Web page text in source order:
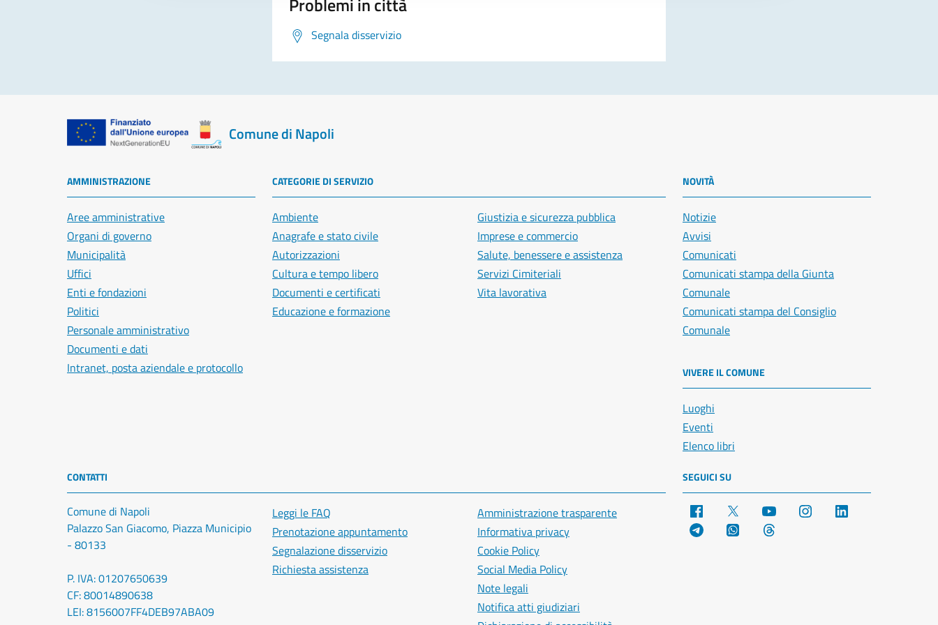
Segnala disservizio
Comune di Napoli
AMMINISTRAZIONE
Aree amministrative
Organi di governo
Municipalità
Uffici
Enti e fondazioni
Politici
Personale amministrativo
Documenti e dati
Intranet, posta aziendale e protocollo
CATEGORIE DI SERVIZIO
Ambiente
Anagrafe e stato civile
Autorizzazioni
Cultura e tempo libero
Documenti e certificati
Educazione e formazione
Giustizia e sicurezza pubblica
Imprese e commercio
Salute, benessere e assistenza
Servizi Cimiteriali
Vita lavorativa
NOVITÀ
Notizie
Avvisi
Comunicati
Comunicati stampa della Giunta
Comunale
Comunicati stampa del Consiglio
Comunale
VIVERE IL COMUNE
Luoghi
Eventi
Elenco libri
CONTATTI
Comune di Napoli
Palazzo San Giacomo, Piazza Municipio
- 80133
P. IVA: 01207650639
CF: 80014890638
LEI: 8156007FF4DEB97ABA09
Leggi le FAQ
Prenotazione appuntamento
Segnalazione disservizio
Richiesta assistenza
Amministrazione trasparente
Informativa privacy
Cookie Policy
Social Media Policy
Note legali
Notifica atti giudiziari
SEGUICI SU
Facebook YouTube Instagram
Telegram WhatsApp